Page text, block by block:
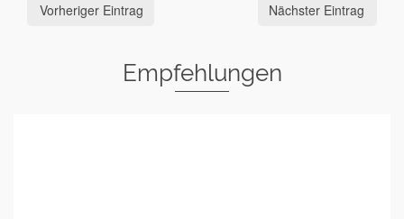
Vorheriger Eintrag Nächster Eintrag
Empfehlungen